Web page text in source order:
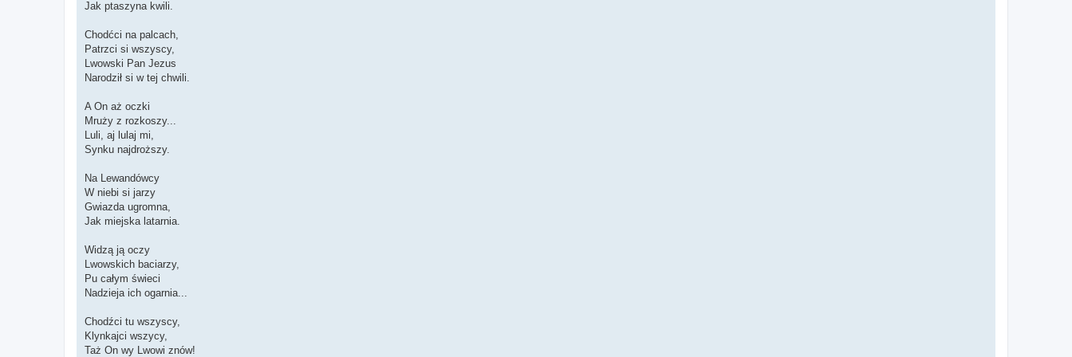
a
p
s
t
Jak ptaszyna kwili.
Chodćci na palcach,
Patrzci si wszyscy,
Lwowski Pan Jezus
Narodził si w tej chwili.
A On aż oczki
Mruży z rozkoszy...
Luli, aj lulaj mi,
Synku najdroższy.
Na Lewandówcy
W niebi si jarzy
Gwiazda ugromna,
Jak miejska latarnia.
Widzą ją oczy
Lwowskich baciarzy,
Pu całym świeci
Nadzieja ich ogarnia...
Chodźci tu wszyscy,
Klynkajci wszycy,
Taż On wy Lwowi znów!